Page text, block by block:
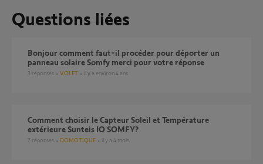
Questions liées
Bonjour comment faut-il procéder pour déporter un
panneau solaire Somfy merci pour votre réponse
3 réponses VOLET il y a environ 4 ans
comment choisir le Capteur Soleil et Température
extérieure Sunteis IO SOMFY?
7 réponses DOMOTIQUE il y a 4 mois